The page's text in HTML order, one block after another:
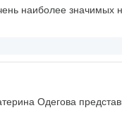
наиболее значимых
Одегова